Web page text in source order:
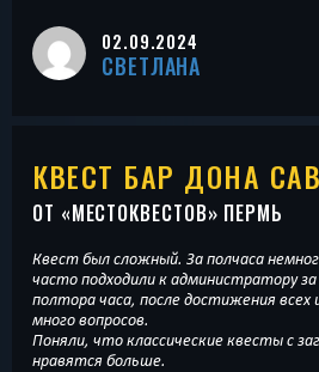
02.09.2024
СВЕТЛАНА
КВЕСТ БАР ДОНА
ОТ «МЕСТОКВЕСТОВ» ПЕРМЬ
Квест был сложный. За полчаса
часто подходили к администратору
полтора часа, после достижения всех
много вопросов.
Поняли, что классические квесты с
нравятся больше.